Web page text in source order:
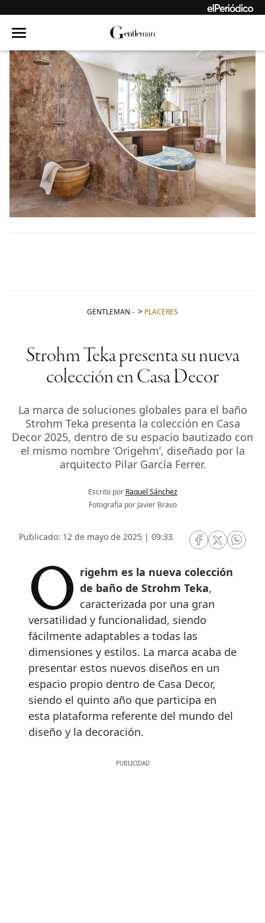
GENTLEMAN - PLACERES
Strohm Teka presenta su nueva
colección en Casa Decor
La marca de soluciones globales para el baño
Strohm Teka presenta la colección en Casa
Decor 2025, dentro de su espacio bautizado con
el mismo nombre ‘Origehm’, diseñado por la
arquitecto Pilar García Ferrer.
Escrito por Raquel Sánchez
Fotografía por Javier Bravo
Publicado: 12 de mayo de 2025 | 09:33
RRSS Facebook
RRSSRRSS
Origehm es la nueva colección de baño de Strohm Teka,
caracterizada por una gran
versatilidad y funcionalidad, siendo
fácilmente adaptables a todas las
dimensiones y estilos. La marca acaba de
presentar estos nuevos diseños en un
espacio propio dentro de Casa Decor,
siendo el quinto año que participa en
esta plataforma referente del mundo del
diseño y la decoración.